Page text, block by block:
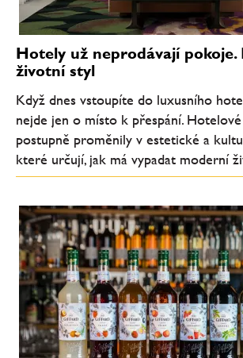
Hotely už neprodávají pokoje.
životní styl
Když dnes vstoupíte do luxusního
nejde jen o místo k přespání. Hotelové
postupně proměnily v estetické a
které určují, jak má vypadat moderní